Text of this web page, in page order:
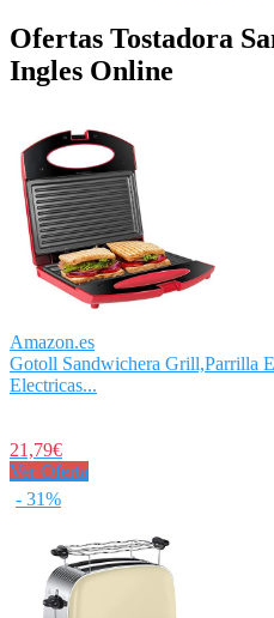
Ofertas Tostadora
Ingles Online
Amazon.es
Gotoll Sandwichera Grill,Parrilla
Electricas...
21,79€
Ver Oferta
- 31%